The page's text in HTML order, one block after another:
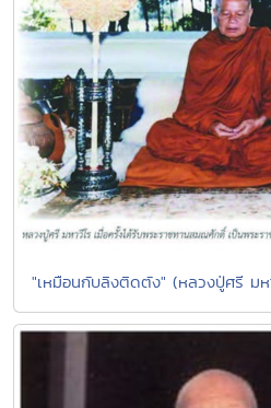
"เหมือนกับลิงติดตัง" (หลวงปู่ศรี มห